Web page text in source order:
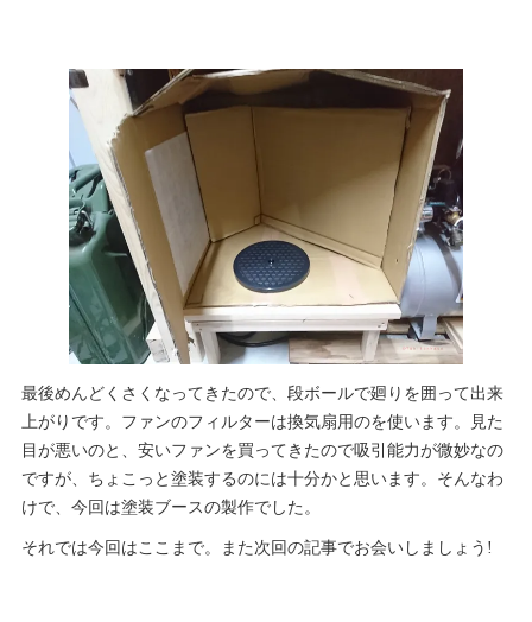
最後めんどくさくなってきたので、段ボールで廻りを囲って出来
上がりです。ファンのフィルターは換気扇用のを使います。見た
目が悪いのと、安いファンを買ってきたので吸引能力が微妙なの
ですが、ちょこっと塗装するのには十分かと思います。そんなわ
けで、今回は塗装ブースの製作でした。
それでは今回はここまで。また次回の記事でお会いしましょう!